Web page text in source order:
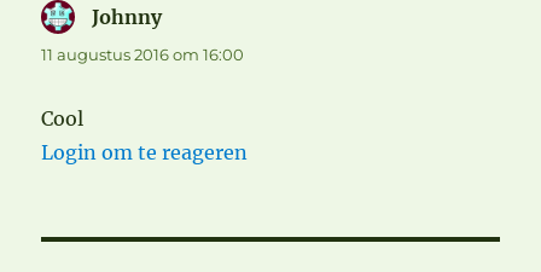
Johnnyschreef:
11 augustus 2016 om 16:00
Cool
Login om te reageren